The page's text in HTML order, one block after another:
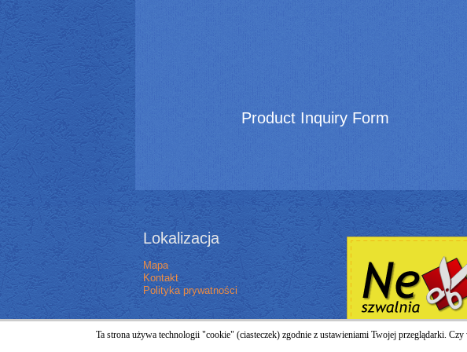
Product Inquiry Form
Lokalizacja
Mapa
Kontakt
Polityka prywatności
Ta strona używa technologii "cookie" (ciasteczek) zgodnie z ustawieniami Twojej przeglądarki.